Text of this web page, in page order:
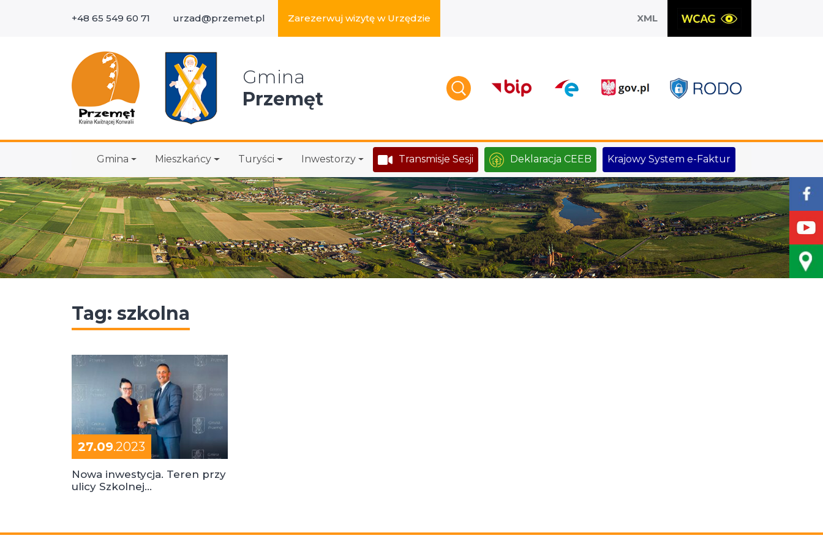
+48 65 549 60 71 urzad@przemet.pl Zarezerwuj wizytę w Urzędzie XML
Gmina
Przemęt
Gmina Mieszkańcy Turyści Inwestorzy Transmisje Sesji Deklaracja CEEB Krajowy System e-Faktur
Tag: szkolna
27.09.2023
Nowa inwestycja. Teren przy
ulicy Szkolnej
Wyszukaj w serwisie